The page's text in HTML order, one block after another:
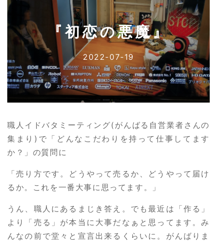
『初恋の悪魔』
2022-07-19
職人イドバタミーティング(がんばる自営業者さんの
集まり)で「どんなこだわりを持って仕事してます
か？」の質問に
「売り方です。どうやって売るか、どうやって届け
るか。これを一番大事に思ってます。」
うん、職人にあるまじき答え。でも最近は「作る」
より「売る」が本当に大事だなぁと思ってます。み
んなの前で堂々と宣言出来るくらいに。がんばりま